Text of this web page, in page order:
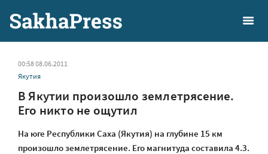
00:58 08.06.2011
Якутия
В Якутии произошло землетрясение.
Его никто не ощутил
На юге Республики Саха (Якутия) на глубине 15 км
произошло землетрясение. Его магнитуда составила 4.3.